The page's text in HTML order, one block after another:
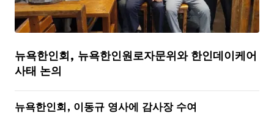
뉴욕한인회, 뉴욕한인원로자문위와 한인데이케어
사태 논의
뉴욕한인회, 이동규 영사에 감사장 수여